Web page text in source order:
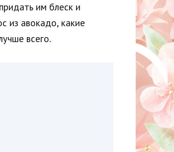
им блеск и
из авокадо, какие
всего.